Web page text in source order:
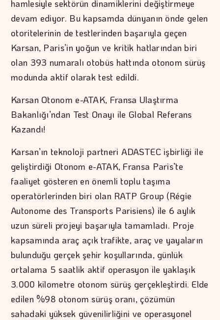
hamlesiyle sektörün dinamiklerini değiştirmeye
devam ediyor. Bu kapsamda dünyanın önde gelen
otoritelerinin de testlerinden başarıyla geçen
Karsan, Paris’in yoğun ve kritik hatlarından biri
olan 393 numaralı otobüs hattında otonom sürüş
modunda aktif olarak test edildi.
Karsan Otonom e-ATAK, Fransa Ulaştırma
Bakanlığı’ndan Test Onayı ile Global Referans
Kazandı!
Karsan’ın teknoloji partneri ADASTEC işbirliği ile
geliştirdiği Otonom e-ATAK, Fransa Paris’te
faaliyet gösteren en önemli toplu taşıma
operatörlerinden biri olan RATP Group (Régie
Autonome des Transports Parisiens) ile 6 aylık
uzun süreli projeyi başarıyla tamamladı. Proje
kapsamında araç açık trafikte, araç ve yayaların
bulunduğu gerçek şehir koşullarında, günlük
ortalama 5 saatlik aktif operasyon ile yaklaşık
3.000 kilometre otonom sürüş gerçekleştirdi. Elde
edilen %98 otonom sürüş oranı, çözümün
sahadaki yüksek güvenilirliğini ve operasyonel